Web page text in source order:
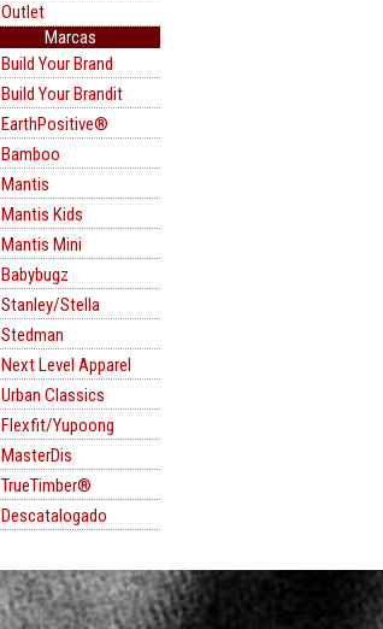
Outlet
Marcas
Build Your Brand
Build Your Brandit
EarthPositive®
Bamboo
Mantis
Mantis Kids
Mantis Mini
Babybugz
Stanley/Stella
Stedman
Next Level Apparel
Urban Classics
Flexfit/Yupoong
MasterDis
TrueTimber®
Descatalogado